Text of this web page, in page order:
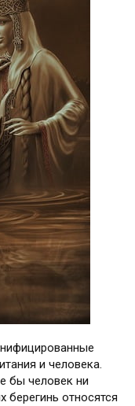
и человека.
бы человек ни
берегинь относятся